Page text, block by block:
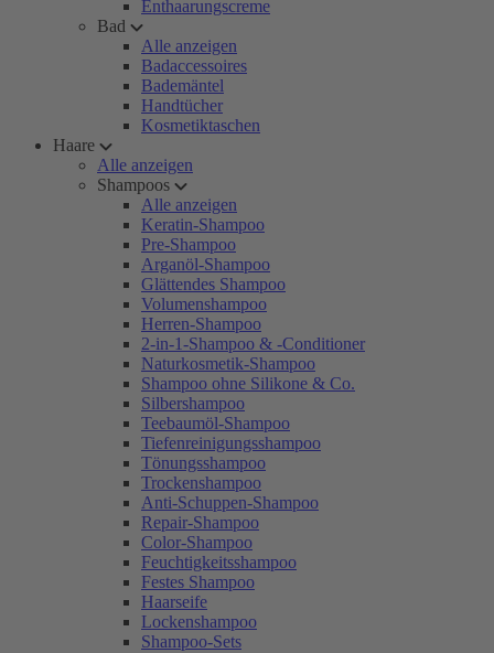
Enthaarungscreme
Bad
Alle anzeigen
Badaccessoires
Bademäntel
Handtücher
Kosmetiktaschen
Haare
Alle anzeigen
Shampoos
Alle anzeigen
Keratin-Shampoo
Pre-Shampoo
Arganöl-Shampoo
Glättendes Shampoo
Volumenshampoo
Herren-Shampoo
2-in-1-Shampoo & -Conditioner
Naturkosmetik-Shampoo
Shampoo ohne Silikone & Co.
Silbershampoo
Teebaumöl-Shampoo
Tiefenreinigungsshampoo
Tönungsshampoo
Trockenshampoo
Anti-Schuppen-Shampoo
Repair-Shampoo
Color-Shampoo
Feuchtigkeitsshampoo
Festes Shampoo
Haarseife
Lockenshampoo
Shampoo-Sets